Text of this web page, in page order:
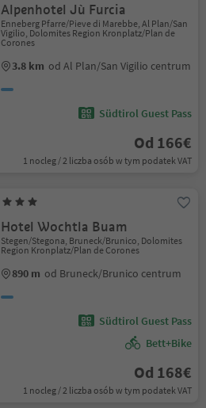
Alpenhotel Jù Furcia
Enneberg Pfarre/Pieve di Marebbe, Al Plan/San
Vigilio, Dolomites Region Kronplatz/Plan de
Corones
3.8 km od Al Plan/San Vigilio centrum
Südtirol Guest Pass
Od 166€
1 nocleg / 2 liczba osób w tym podatek VAT
Hotel Wochtla Buam
Stegen/Stegona, Bruneck/Brunico, Dolomites
Region Kronplatz/Plan de Corones
890 m od Bruneck/Brunico centrum
Südtirol Guest Pass
Bett+Bike
Od 168€
1 nocleg / 2 liczba osób w tym podatek VAT